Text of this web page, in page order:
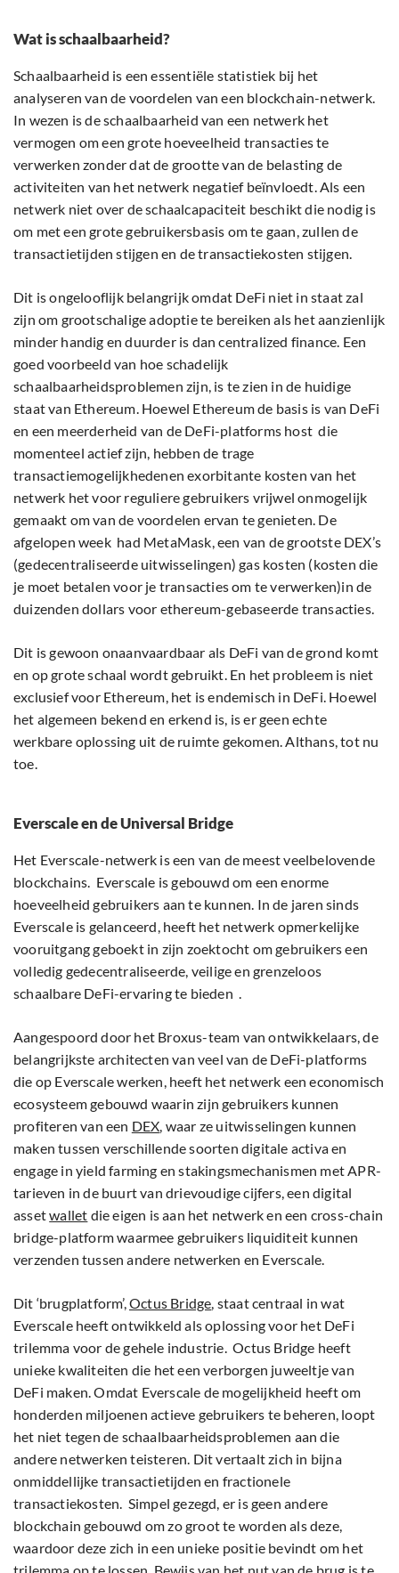
Wat is schaalbaarheid?
Schaalbaarheid is een essentiële statistiek bij het
analyseren van de voordelen van een blockchain-netwerk.
In wezen is de schaalbaarheid van een netwerk het
vermogen om een grote hoeveelheid transacties te
verwerken zonder dat de grootte van de belasting de
activiteiten van het netwerk negatief beïnvloedt. Als een
netwerk niet over de schaalcapaciteit beschikt die nodig is
om met een grote gebruikersbasis om te gaan, zullen de
transactietijden stijgen en de transactiekosten stijgen.
Dit is ongelooflijk belangrijk omdat DeFi niet in staat zal
zijn om grootschalige adoptie te bereiken als het aanzienlijk
minder handig en duurder is dan centralized finance. Een
goed voorbeeld van hoe schadelijk
schaalbaarheidsproblemen zijn, is te zien in de huidige
staat van Ethereum. Hoewel Ethereum de basis is van DeFi
en een meerderheid van de DeFi-platforms host die
momenteel actief zijn, hebben de trage
transactiemogelijkhedenen exorbitante kosten van het
netwerk het voor reguliere gebruikers vrijwel onmogelijk
gemaakt om van de voordelen ervan te genieten. De
afgelopen week had MetaMask, een van de grootste DEX’s
(gedecentraliseerde uitwisselingen) gas kosten (kosten die
je moet betalen voor je transacties om te verwerken)in de
duizenden dollars voor ethereum-gebaseerde transacties.
Dit is gewoon onaanvaardbaar als DeFi van de grond komt
en op grote schaal wordt gebruikt. En het probleem is niet
exclusief voor Ethereum, het is endemisch in DeFi. Hoewel
het algemeen bekend en erkend is, is er geen echte
werkbare oplossing uit de ruimte gekomen. Althans, tot nu
toe.
Everscale en de Universal Bridge
Het Everscale-netwerk is een van de meest veelbelovende
blockchains. Everscale is gebouwd om een enorme
hoeveelheid gebruikers aan te kunnen. In de jaren sinds
Everscale is gelanceerd, heeft het netwerk opmerkelijke
vooruitgang geboekt in zijn zoektocht om gebruikers een
volledig gedecentraliseerde, veilige en grenzeloos
schaalbare DeFi-ervaring te bieden .
Aangespoord door het Broxus-team van ontwikkelaars, de
belangrijkste architecten van veel van de DeFi-platforms
die op Everscale werken, heeft het netwerk een economisch
ecosysteem gebouwd waarin zijn gebruikers kunnen
profiteren van een DEX, waar ze uitwisselingen kunnen
maken tussen verschillende soorten digitale activa en
engage in yield farming en stakingsmechanismen met APR-
tarieven in de buurt van drievoudige cijfers, een digital
assetwallet die eigen is aan het netwerk en een cross-chain
bridge-platform waarmee gebruikers liquiditeit kunnen
verzenden tussen andere netwerken en Everscale.
Dit ‘brugplatform’,Octus Bridge, staat centraal in wat
Everscale heeft ontwikkeld als oplossing voor het DeFi
trilemma voor de gehele industrie. Octus Bridge heeft
unieke kwaliteiten die het een verborgen juweeltje van
DeFi maken. Omdat Everscale de mogelijkheid heeft om
honderden miljoenen actieve gebruikers te beheren, loopt
het niet tegen de schaalbaarheidsproblemen aan die
andere netwerken teisteren. Dit vertaalt zich in bijna
onmiddellijke transactietijden en fractionele
transactiekosten. Simpel gezegd, er is geen andere
blockchain gebouwd om zo groot te worden als deze,
waardoor deze zich in een unieke positie bevindt om het